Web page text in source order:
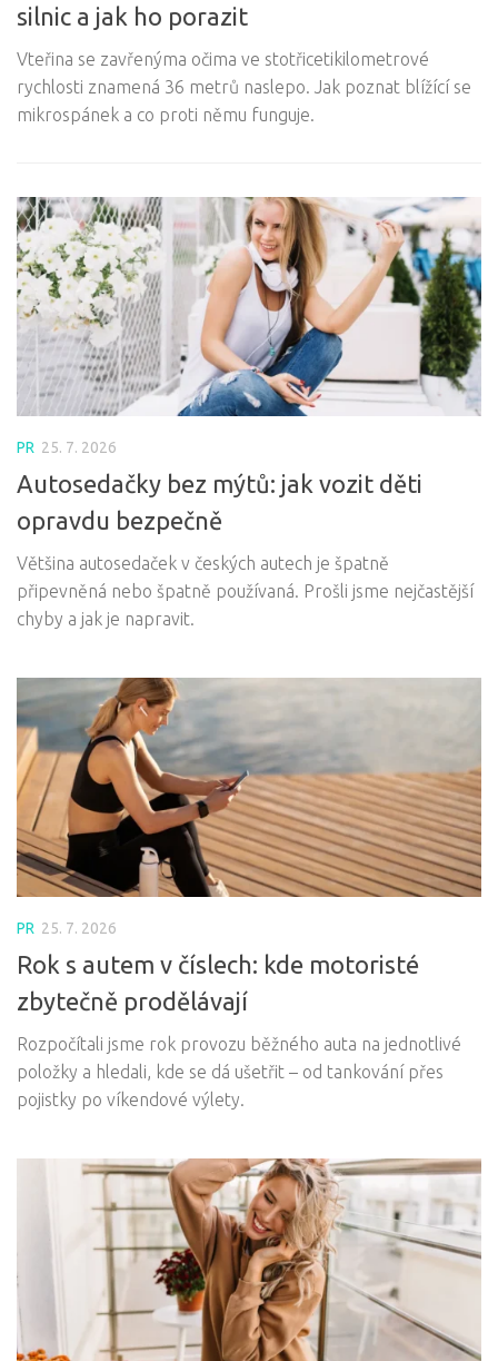
silnic a jak ho porazit
Vteřina se zavřenýma očima ve stotřicetikilometrové
rychlosti znamená 36 metrů naslepo. Jak poznat blížící se
mikrospánek a co proti němu funguje.
PR 25. 7. 2026
Autosedačky bez mýtů: jak vozit děti
opravdu bezpečně
Většina autosedaček v českých autech je špatně
připevněná nebo špatně používaná. Prošli jsme nejčastější
chyby a jak je napravit.
PR 25. 7. 2026
Rok s autem v číslech: kde motoristé
zbytečně prodělávají
Rozpočítali jsme rok provozu běžného auta na jednotlivé
položky a hledali, kde se dá ušetřit – od tankování přes
pojistky po víkendové výlety.